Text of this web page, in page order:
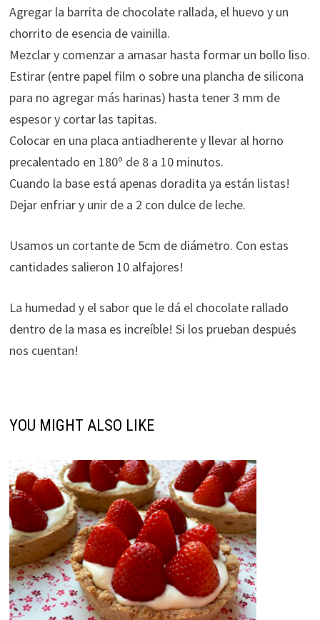
Agregar la barrita de chocolate rallada, el huevo y un
chorrito de esencia de vainilla.
Mezclar y comenzar a amasar hasta formar un bollo liso.
Estirar (entre papel film o sobre una plancha de silicona
para no agregar más harinas) hasta tener 3 mm de
espesor y cortar las tapitas.
Colocar en una placa antiadherente y llevar al horno
precalentado en 180º de 8 a 10 minutos.
Cuando la base está apenas doradita ya están listas!
Dejar enfriar y unir de a 2 con dulce de leche.
Usamos un cortante de 5cm de diámetro. Con estas
cantidades salieron 10 alfajores!
La humedad y el sabor que le dá el chocolate rallado
dentro de la masa es increíble! Si los prueban después
nos cuentan!
YOU MIGHT ALSO LIKE